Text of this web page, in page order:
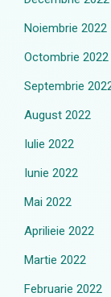
Noiembrie 2022
Octombrie 2022
Septembrie
August 2022
Iulie 2022
Iunie 2022
Mai 2022
Aprilieie 2022
Martie 2022
Februarie 2022